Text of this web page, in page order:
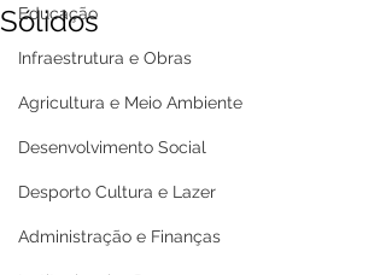
Educação
Infraestrutura e Obras
Agricultura e Meio Ambiente
Desenvolvimento Social
Desporto Cultura e Lazer
Administração e Finanças
Sólidos